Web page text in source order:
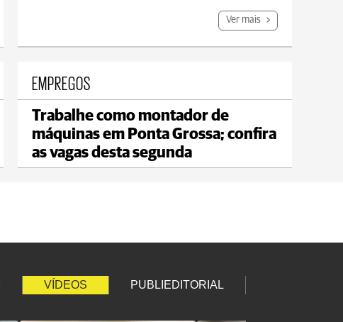
Ver mais
Carambeí
max 20°C min 18°C
EMPREGOS
Trabalhe como montador de
máquinas em Ponta Grossa; confira
as vagas desta segunda
VÍDEOS PUBLIEDITORIAL